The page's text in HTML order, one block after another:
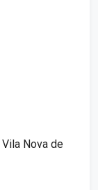
Nova de